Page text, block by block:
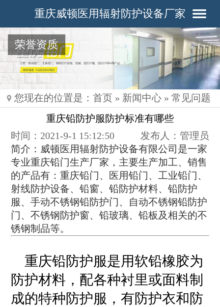
重庆威顿医用辐射防护设备厂家
荣誉资质
您现在的位置是： 首页 » 新闻中心» 常见问题
重庆铅防护服防护标准有哪些
时间：2021-9-1 15:12:50
发布人：管理员
简介：威顿医用辐射防护设备有限公司是一家
专业重庆铅门生产厂家，主要生产加工、销售
的产品有：重庆铅门、医用铅门、工业铅门、
射线防护设备、铅窗、铅防护材料、铅防护
服、手动不锈钢铅防护门、自动不锈钢铅防护
门、不锈钢防护窗、铅玻璃、铅板及相关的不
锈钢制品等。
重庆铅防护服是用软铅橡胶为
防护材料，配各种衬里或面料制
成的特种防护服，有防护衣和防